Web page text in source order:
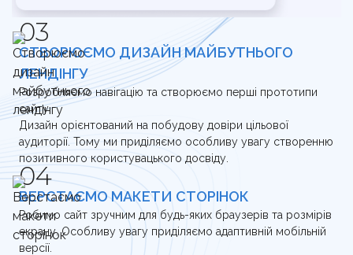
СТВОРЮЄМО ДИЗАЙН МАЙБУТНЬОГО
ЛЕНДІНГУ
Розробляємо навігацію та створюємо перші прототипи
сайту.
Дизайн орієнтований на побудову довіри цільової
аудиторії. Тому ми приділяємо особливу увагу створенню
позитивного користувацького досвіду.
ВЕРСТАЄМО МАКЕТИ СТОРІНОК
Робимо сайт зручним для будь-яких браузерів та розмірів
екрану. Особливу увагу приділяємо адаптивній мобільній
версії.